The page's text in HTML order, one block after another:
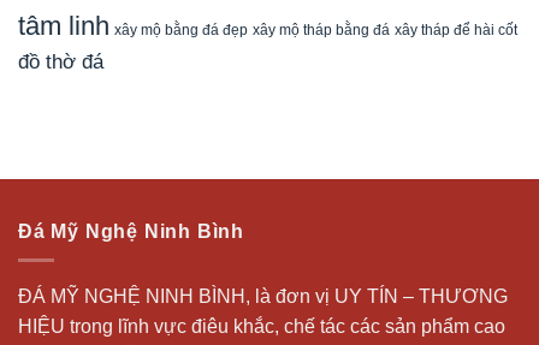
tâm linh xây mộ bằng đá đẹp xây mộ tháp bằng đá xây tháp để hài cốt
đồ thờ đá
Đá Mỹ Nghệ Ninh Bình
ĐÁ MỸ NGHỆ NINH BÌNH, là đơn vị UY TÍN – THƯƠNG
HIỆU trong lĩnh vực điêu khắc, chế tác các sản phẩm cao